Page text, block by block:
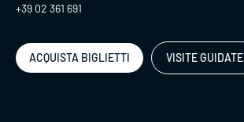
+39 02 361 691
ACQUISTA BIGLIETTI VISITE GUIDATE